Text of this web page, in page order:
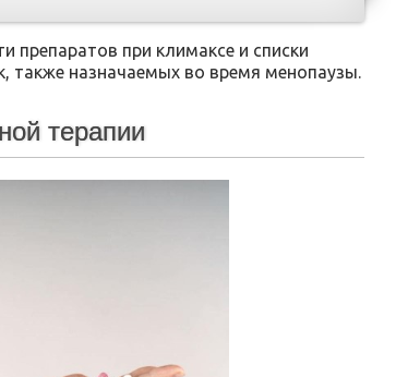
препаратов при климаксе и списки
также назначаемых во время менопаузы.
терапии